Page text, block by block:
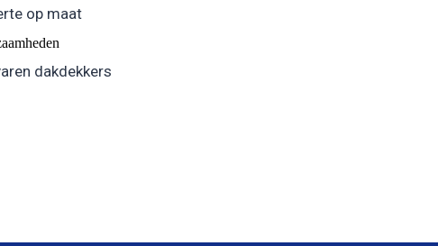
op maat
dakdekkers